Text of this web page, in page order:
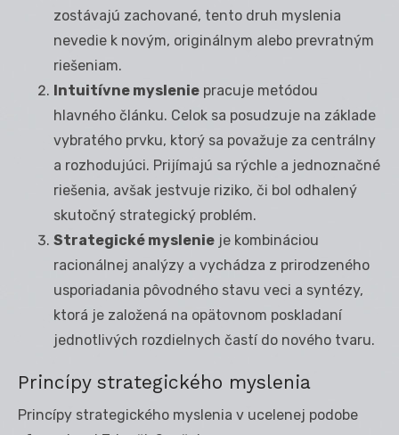
zostávajú zachované, tento druh myslenia
nevedie k novým, originálnym alebo prevratným
riešeniam.
Intuitívne myslenie pracuje metódou
hlavného článku. Celok sa posudzuje na základe
vybratého prvku, ktorý sa považuje za centrálny
a rozhodujúci. Prijímajú sa rýchle a jednoznačné
riešenia, avšak jestvuje riziko, či bol odhalený
skutočný strategický problém.
Strategické myslenie je kombináciou
racionálnej analýzy a vychádza z prirodzeného
usporiadania pôvodného stavu veci a syntézy,
ktorá je založená na opätovnom poskladaní
jednotlivých rozdielnych častí do nového tvaru.
Princípy strategického myslenia
Princípy strategického myslenia v ucelenej podobe